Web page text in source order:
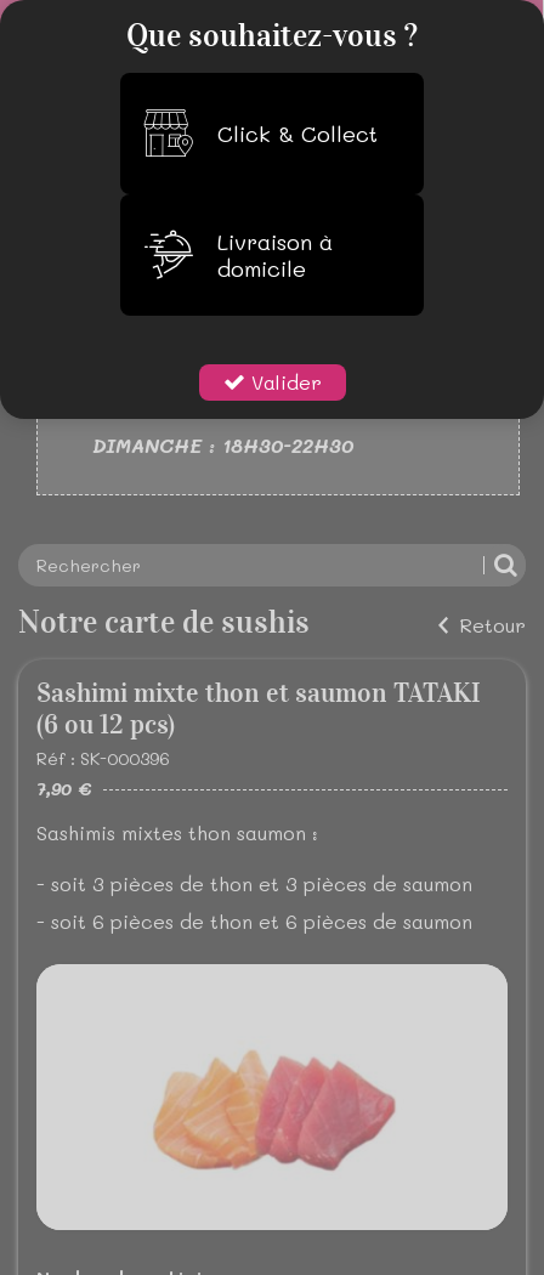
NOUVEAUX HORAIRES
MARDI AU SAMEDI : 11H30-14H30
18H30-22H30
DIMANCHE : 18H30-22H30
Notre carte de sushis Retour
Sashimi mixte thon et saumon TATAKI
(6 ou 12 pcs)
Réf : SK-000396
7,90 €
Sashimis mixtes thon saumon :
- soit 3 pièces de thon et 3 pièces de saumon
- soit 6 pièces de thon et 6 pièces de saumon
Que souhaitez-vous ?
Click & Collect
Livraison à
domicile
Valider